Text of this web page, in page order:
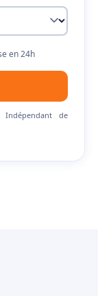
en 24h
Indépendant de